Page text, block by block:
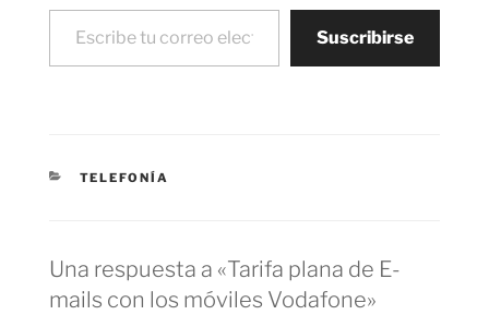
móviles. Vodafone…
Escribe tu correo electrónico…
Suscribirse
CATEGORÍAS
TELEFONÍA
Una respuesta a «Tarifa plana de E-
mails con los móviles Vodafone»